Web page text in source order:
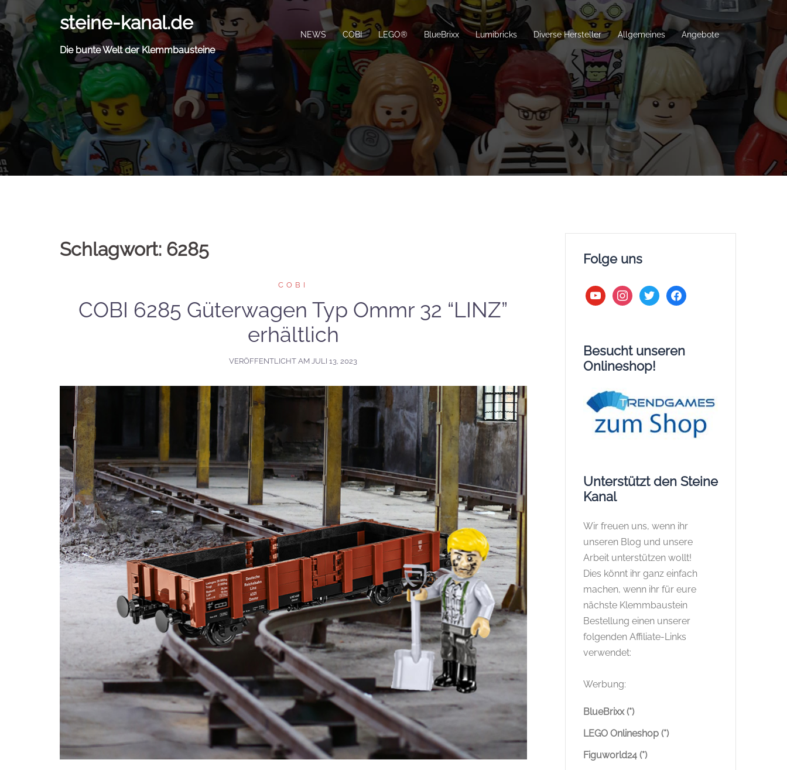
Zum
Inhalt
springen
steine-kanal.de
Die bunte Welt der Klemmbausteine
NEWS COBI LEGO® BlueBrixx Lumibricks Diverse Hersteller Allgemeines Angebote
Schlagwort: 6285
COBI
COBI 6285 Güterwagen Typ Ommr 32 “LINZ”
erhältlich
VERÖFFENTLICHT AMJULI 13, 2023
Folge uns
youtubeinstagram
twitter facebook
Besucht unseren
Onlineshop!
Unterstützt den Steine
Kanal
Wir freuen uns, wenn ihr
unseren Blog und unsere
Arbeit unterstützen wollt!
Dies könnt ihr ganz einfach
machen, wenn ihr für eure
nächste Klemmbaustein
Bestellung einen unserer
folgenden Affiliate-Links
verwendet:
Werbung:
BlueBrixx (*)
LEGO Onlineshop (*)
Figuworld24 (*)